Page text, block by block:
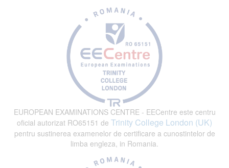
EUROPEAN EXAMINATIONS CENTRE - EECentre este centru
oficial autorizat RO65151 de Trinity College London (UK)
pentru sustinerea examenelor de certificare a cunostintelor de
limba engleza, in Romania.